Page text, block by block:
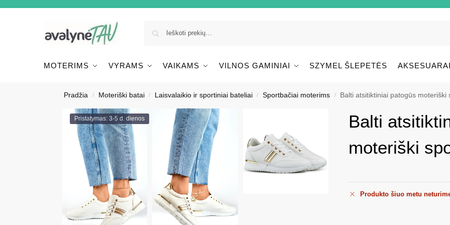
MOTERIMS VYRAMS VAIKAMS VILNOS GAMINIAI SZYMEL ŠLEPETĖS
Pradžia / Moteriški batai / Laisvalaikio ir sportiniai bateliai / Sportbačiai moterims / Balti atsitiktiniai patogūs moteriški
Pristatymas: 3-5 d. dienos
Balti
moteriški
Produkto šiuo metu